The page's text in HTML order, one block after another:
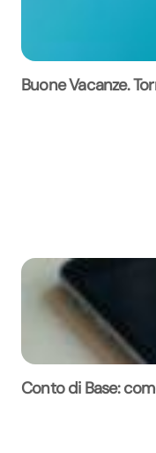
Buone Vacanze.
Conto di Base: